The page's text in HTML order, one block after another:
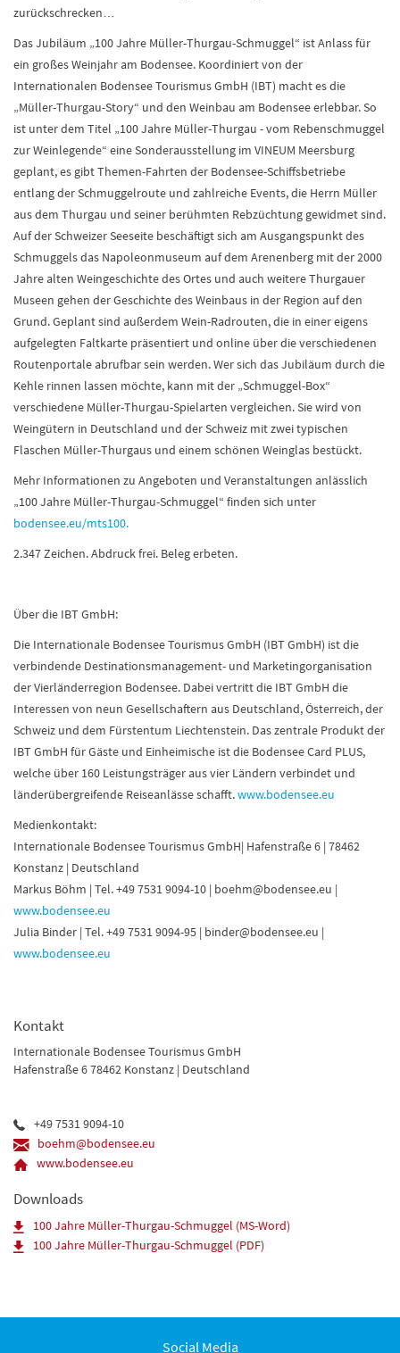
zurückschrecken…
Das Jubiläum „100 Jahre Müller-Thurgau-Schmuggel“ ist Anlass für
ein großes Weinjahr am Bodensee. Koordiniert von der
Internationalen Bodensee Tourismus GmbH (IBT) macht es die
„Müller-Thurgau-Story“ und den Weinbau am Bodensee erlebbar. So
ist unter dem Titel „100 Jahre Müller-Thurgau - vom Rebenschmuggel
zur Weinlegende“ eine Sonderausstellung im VINEUM Meersburg
geplant, es gibt Themen-Fahrten der Bodensee-Schiffsbetriebe
entlang der Schmuggelroute und zahlreiche Events, die Herrn Müller
aus dem Thurgau und seiner berühmten Rebzüchtung gewidmet sind.
Auf der Schweizer Seeseite beschäftigt sich am Ausgangspunkt des
Schmuggels das Napoleonmuseum auf dem Arenenberg mit der 2000
Jahre alten Weingeschichte des Ortes und auch weitere Thurgauer
Museen gehen der Geschichte des Weinbaus in der Region auf den
Grund. Geplant sind außerdem Wein-Radrouten, die in einer eigens
aufgelegten Faltkarte präsentiert und online über die verschiedenen
Routenportale abrufbar sein werden. Wer sich das Jubiläum durch die
Kehle rinnen lassen möchte, kann mit der „Schmuggel-Box“
verschiedene Müller-Thurgau-Spielarten vergleichen. Sie wird von
Weingütern in Deutschland und der Schweiz mit zwei typischen
Flaschen Müller-Thurgaus und einem schönen Weinglas bestückt.
Mehr Informationen zu Angeboten und Veranstaltungen anlässlich
„100 Jahre Müller-Thurgau-Schmuggel“ finden sich unter
bodensee.eu/mts100.
2.347 Zeichen. Abdruck frei. Beleg erbeten.
Über die IBT GmbH:
Die Internationale Bodensee Tourismus GmbH (IBT GmbH) ist die
verbindende Destinationsmanagement- und Marketingorganisation
der Vierländerregion Bodensee. Dabei vertritt die IBT GmbH die
Interessen von neun Gesellschaftern aus Deutschland, Österreich, der
Schweiz und dem Fürstentum Liechtenstein. Das zentrale Produkt der
IBT GmbH für Gäste und Einheimische ist die Bodensee Card PLUS,
welche über 160 Leistungsträger aus vier Ländern verbindet und
länderübergreifende Reiseanlässe schafft.www.bodensee.eu
Medienkontakt:
Internationale Bodensee Tourismus GmbH| Hafenstraße 6 | 78462
Konstanz | Deutschland
Markus Böhm | Tel. +49 7531 9094-10 | boehm@bodensee.eu |
www.bodensee.eu
Julia Binder | Tel. +49 7531 9094-95 | binder@bodensee.eu |
www.bodensee.eu
Kontakt
Internationale Bodensee Tourismus GmbH
Hafenstraße 6 78462 Konstanz | Deutschland
+49 7531 9094-10
boehm@bodensee.eu
www.bodensee.eu
Downloads
100 Jahre Müller-Thurgau-Schmuggel (MS-Word)
100 Jahre Müller-Thurgau-Schmuggel (PDF)
Social Media